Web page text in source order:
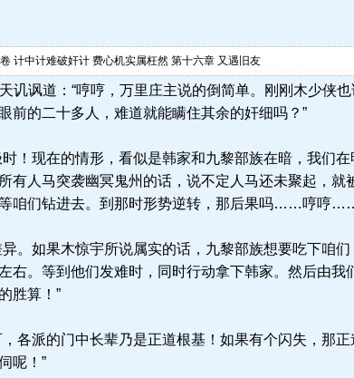
计中计难破奸计 费心机实属枉然 第十六章 又遇旧友
讽道：“哼哼，万里庄主说的倒简单。刚刚木少侠
前的二十多人，难道就能瞒住其余的奸细吗？”
！现在的情形，看似是韩家和九黎部族在暗，我们
有人马突袭幽冥鬼州的话，说不定人马还未聚起，就
咱们钻进去。到那时形势逆转，那后果吗……哼哼
。如果木惊宇所说属实的话，九黎部族想要吃下咱
右。等到他们发难时，同时行动拿下韩家。然后由我
胜算！”
各派的门中长辈乃是正道根基！如果有个闪失，那
呢！”